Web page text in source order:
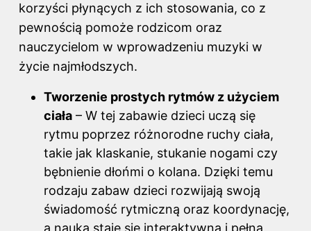
korzyści płynących z ich stosowania, co z
pewnością pomoże rodzicom oraz
nauczycielom w wprowadzeniu muzyki w
życie najmłodszych.
Tworzenie prostych rytmów z użyciem
ciała – W tej zabawie dzieci uczą się
rytmu poprzez różnorodne ruchy ciała,
takie jak klaskanie, stukanie nogami czy
bębnienie dłońmi o kolana. Dzięki temu
rodzaju zabaw dzieci rozwijają swoją
świadomość rytmiczną oraz koordynację,
a nauka staje się interaktywna i pełna